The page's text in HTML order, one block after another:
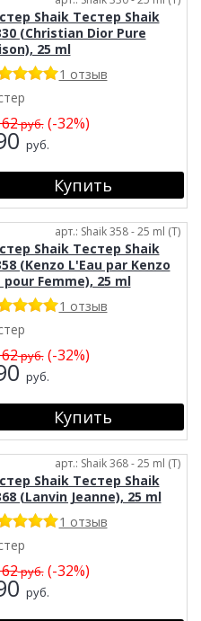
Shaik Тестер Shaik
(Christian Dior Pure
25 ml
1 отзыв
руб.(-32%)
руб.
арт.: Shaik 358 - 25 ml (T)
Shaik Тестер Shaik
(Kenzo L'Eau par Kenzo
pour Femme), 25 ml
1 отзыв
руб.(-32%)
руб.
арт.: Shaik 368 - 25 ml (T)
Shaik Тестер Shaik
(Lanvin Jeanne), 25 ml
1 отзыв
руб.(-32%)
руб.